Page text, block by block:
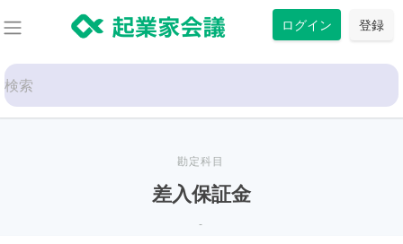
ン
テ
ン
Search
for:
ログイン 登録
勘定科目
差入保証金
-